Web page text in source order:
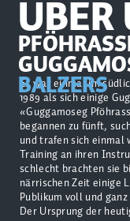
BALZERS
Es war einmal im
1989 als sich einige
«Guggamoseg
begannen zu fünft,
und trafen sich einmal
Training an ihren
schlecht brachten sie
närrischen Zeit einige
Publikum voll und
Der Ursprung der